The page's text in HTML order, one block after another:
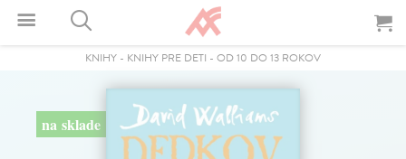
KNIHY - KNIHY PRE DETI - OD 10 DO 13 ROKOV
na sklade